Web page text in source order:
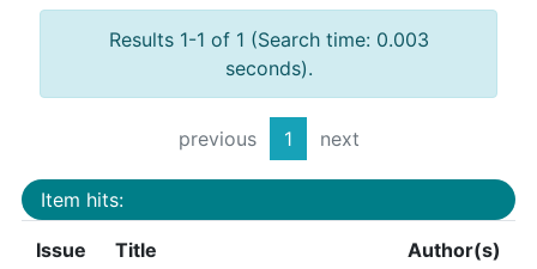
Results 1-1 of 1 (Search time: 0.003
seconds).
previous 1 next
Item hits:
Issue
Title Author(s)